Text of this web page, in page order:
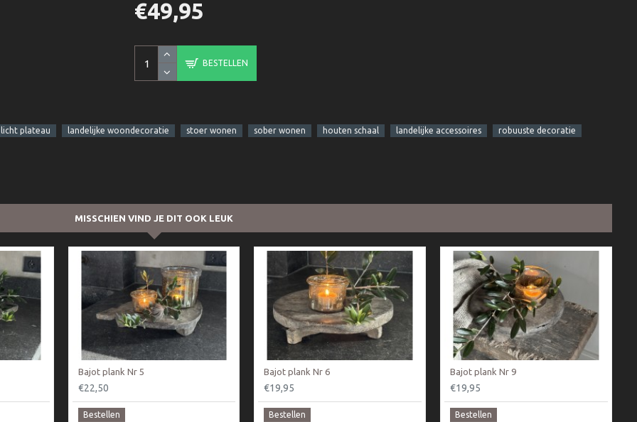
€49,95
BESTELLEN
plateau landelijke woondecoratie stoer wonen sober wonen houten schaal landelijke accessoires robuuste decoratie
MISSCHIEN VIND JE DIT OOK LEUK
Bajot plank Nr 5
€22,50
Bestellen
Bajot plank Nr 6
€19,95
Bestellen
Bajot plank Nr 9
€19,95
Bestellen